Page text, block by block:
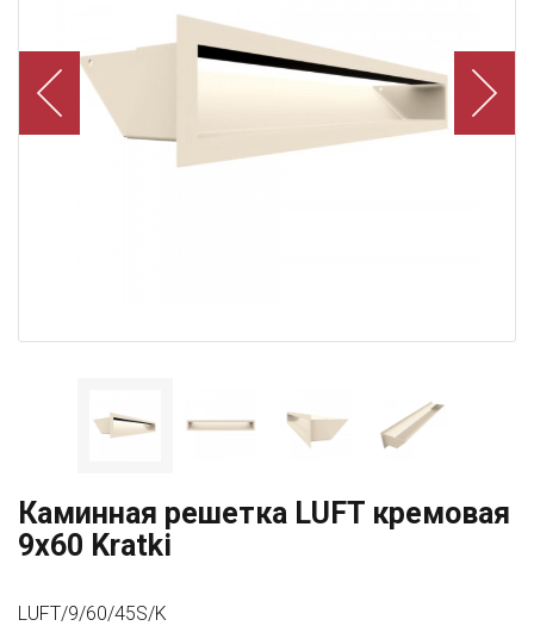
Каминная решетка LUFT кремовая
9x60 Kratki
LUFT/9/60/45S/K